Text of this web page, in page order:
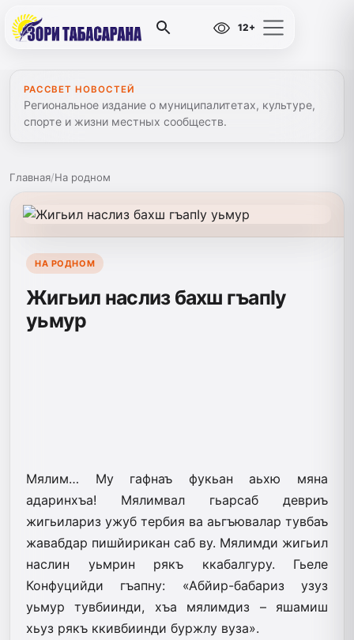
12+
РАССВЕТ НОВОСТЕЙ
Региональное издание о муниципалитетах, культуре,
спорте и жизни местных сообществ.
Главная/На родном
НА РОДНОМ
Жигьил наслиз бахш гъапIу
уьмур
Мялим… Му гафнаъ фукьан аьхю мяна
адаринхъа! Мялимвал гьарсаб девриъ
жигьилариз ужуб тербия ва аьгъювалар тувбаъ
жавабдар пишйирикан саб ву. Мялимди жигьил
наслин уьмрин рякъ ккабалгуру. Гьеле
Конфуцийди гъапну: «Абйир-бабариз узуз
уьмур тувбиинди, хъа мялимдиз – яшамиш
хьуз рякъ ккивбиинди буржлу вуза».